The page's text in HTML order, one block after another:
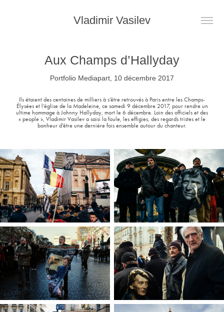
Vladimir Vasilev
Aux Champs d’Hallyday
Portfolio Mediapart, 10 décembre 2017
Ils étaient des centaines de milliers à s’être retrouvés à Paris entre les Champs-
Élysées et l’église de la Madeleine, ce samedi 9 décembre 2017, pour rendre un
ultime hommage à Johnny Hallyday, mort le 6 décembre. Loin des officiels et des
« people », Vladimir Vasilev a saisi la foule, les effigies, des regards tristes et le
bonheur d’être une dernière fois ensemble autour du chanteur.